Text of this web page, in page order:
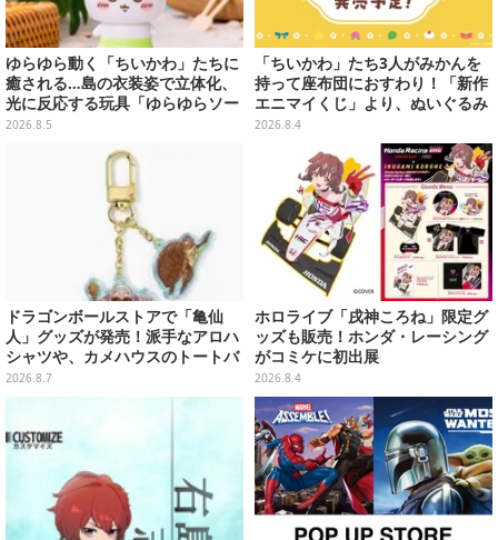
ゆらゆら動く「ちいかわ」たちに
癒される…島の衣装姿で立体化、
光に反応する玩具「ゆらゆらソー
ラー」全8種が全国アミューズメ
2026.8.5
「ちいかわ」たち3人がみかんを
持って座布団におすわり！「新作
エニマイくじ」より、ぬいぐるみ
画像が初公開
2026.8.4
ドラゴンボールストアで「亀仙
人」グッズが発売！派手なアロハ
シャツや、カメハウスのトートバ
ッグなど夏らしいアイテムがズラ
リ
2026.8.7
ホロライブ「戌神ころね」限定グ
ッズも販売！ホンダ・レーシング
がコミケに初出展
2026.8.4